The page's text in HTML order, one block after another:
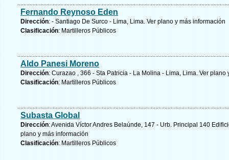
Fernando Reynoso Eden
Dirección: - Santiago De Surco - Lima, Lima. Ver plano y más información
Clasificación: Martilleros Públicos
Aldo Panesi Moreno
Dirección: Curazao , 366 - Sta Patricia - La Molina - Lima, Lima. Ver plano
Clasificación: Martilleros Públicos
Subasta Global
Dirección: Avenida Víctor Andres Belaúnde, 147 - Urb. Principal 140
plano y más información
Clasificación: Martilleros Públicos